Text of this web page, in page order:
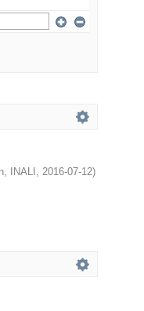
INALI , 2016-07-12)